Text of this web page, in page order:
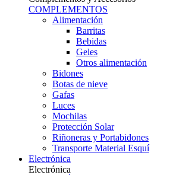
COMPLEMENTOS
Alimentación
Barritas
Bebidas
Geles
Otros alimentación
Bidones
Botas de nieve
Gafas
Luces
Mochilas
Protección Solar
Riñoneras y Portabidones
Transporte Material Esquí
Electrónica
Electrónica